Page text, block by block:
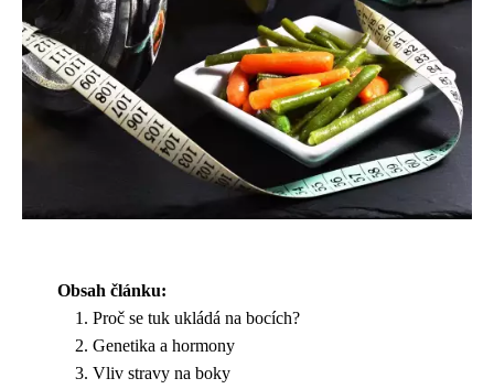
Obsah článku:
Proč se tuk ukládá na bocích?
Genetika a hormony
Vliv stravy na boky